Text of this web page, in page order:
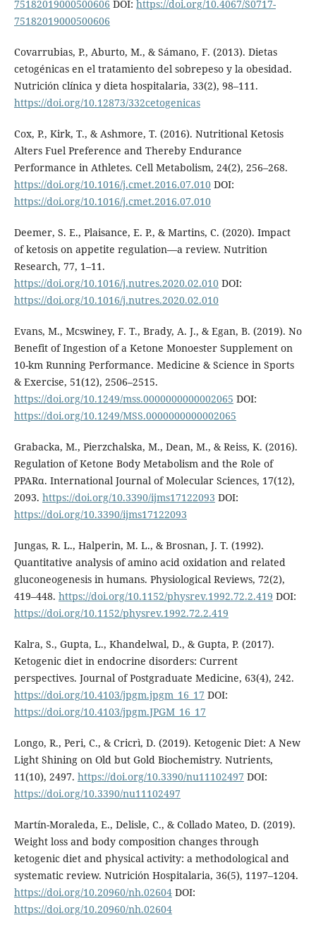
75182019000500606 DOI: https://doi.org/10.4067/S0717-
75182019000500606
Covarrubias, P., Aburto, M., & Sámano, F. (2013). Dietas
cetogénicas en el tratamiento del sobrepeso y la obesidad.
Nutrición clínica y dieta hospitalaria, 33(2), 98–111.
https://doi.org/10.12873/332cetogenicas
Cox, P., Kirk, T., & Ashmore, T. (2016). Nutritional Ketosis
Alters Fuel Preference and Thereby Endurance
Performance in Athletes. Cell Metabolism, 24(2), 256–268.
https://doi.org/10.1016/j.cmet.2016.07.010DOI:
https://doi.org/10.1016/j.cmet.2016.07.010
Deemer, S. E., Plaisance, E. P., & Martins, C. (2020). Impact
of ketosis on appetite regulation—a review. Nutrition
Research, 77, 1–11.
https://doi.org/10.1016/j.nutres.2020.02.010DOI:
https://doi.org/10.1016/j.nutres.2020.02.010
Evans, M., Mcswiney, F. T., Brady, A. J., & Egan, B. (2019). No
Benefit of Ingestion of a Ketone Monoester Supplement on
10-km Running Performance. Medicine & Science in Sports
& Exercise, 51(12), 2506–2515.
https://doi.org/10.1249/mss.0000000000002065 DOI:
https://doi.org/10.1249/MSS.0000000000002065
Grabacka, M., Pierzchalska, M., Dean, M., & Reiss, K. (2016).
Regulation of Ketone Body Metabolism and the Role of
PPARα. International Journal of Molecular Sciences, 17(12),
2093. https://doi.org/10.3390/ijms17122093 DOI:
https://doi.org/10.3390/ijms17122093
Jungas, R. L., Halperin, M. L., & Brosnan, J. T. (1992).
Quantitative analysis of amino acid oxidation and related
gluconeogenesis in humans. Physiological Reviews, 72(2),
419–448. https://doi.org/10.1152/physrev.1992.72.2.419 DOI:
https://doi.org/10.1152/physrev.1992.72.2.419
Kalra, S., Gupta, L., Khandelwal, D., & Gupta, P. (2017).
Ketogenic diet in endocrine disorders: Current
perspectives. Journal of Postgraduate Medicine, 63(4), 242.
https://doi.org/10.4103/jpgm.jpgm_16_17 DOI:
https://doi.org/10.4103/jpgm.JPGM_16_17
Longo, R., Peri, C., & Cricrì, D. (2019). Ketogenic Diet: A New
Light Shining on Old but Gold Biochemistry. Nutrients,
11(10), 2497. https://doi.org/10.3390/nu11102497 DOI:
https://doi.org/10.3390/nu11102497
Martín-Moraleda, E., Delisle, C., & Collado Mateo, D. (2019).
Weight loss and body composition changes through
ketogenic diet and physical activity: a methodological and
systematic review. Nutrición Hospitalaria, 36(5), 1197–1204.
https://doi.org/10.20960/nh.02604DOI:
https://doi.org/10.20960/nh.02604